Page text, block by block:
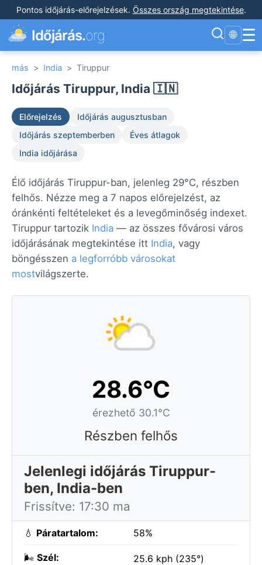
Pontos időjárás-előrejelzések. Összes ország megtekintése.
Időjárás.org 🌐 ☰
más > India > Tiruppur
Időjárás Tiruppur, India 🇮🇳
Előrejelzés
Időjárás augusztusban
Időjárás szeptemberben
Éves átlagok
India időjárása
Élő időjárás Tiruppur-ban, jelenleg 29°C, részben
felhős. Nézze meg a 7 napos előrejelzést, az
óránkénti feltételeket és a levegőminőség indexet.
Tiruppur tartozik India — az összes fővárosi város
időjárásának megtekintése itt India, vagy
böngésszen a legforróbb városokat
mostvilágszerte.
28.6°C
érezhető 30.1°C
Részben felhős
Jelenlegi időjárás Tiruppur-
ben, India-ben
Frissítve: 17:30 ma
💧 Páratartalom: 58%
🌬️ Szél: 25.6 kph (235°)